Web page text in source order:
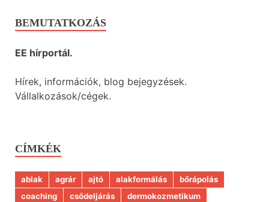
BEMUTATKOZÁS
EE hírportál.
Hírek, információk, blog bejegyzések.
Vállalkozások/cégek.
CÍMKÉK
ablak agrár ajtó alakformálás
bőrápolás
coaching
csődeljárás
dermokozmetikum